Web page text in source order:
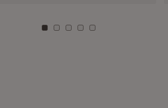
Zu Kachel: 0
Zu Kachel: 3
Zu Kachel: 6
Zu Kachel: 9
Zu Kachel: 12